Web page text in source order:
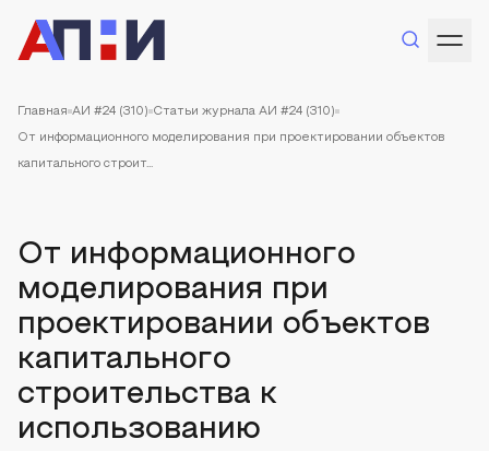
Главная АИ #24 (310) Статьи журнала АИ #24 (310)
От информационного моделирования при проектировании объектов
капитального строит...
От информационного
моделирования при
проектировании объектов
капитального
строительства к
использованию